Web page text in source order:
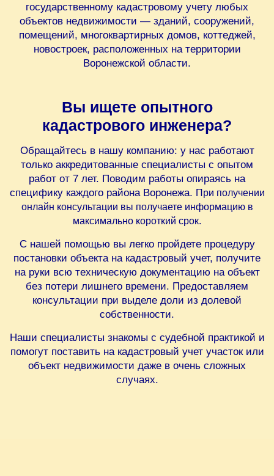
государственному кадастровому учету любых
объектов недвижимости — зданий, сооружений,
помещений, многоквартирных домов, коттеджей,
новостроек, расположенных на территории
Воронежской области.
Вы ищете опытного
кадастрового инженера?
Обращайтесь в нашу компанию: у нас работают
только аккредитованные специалисты с опытом
работ от 7 лет. Поводим работы опираясь на
специфику каждого района Воронежа. При получении
онлайн консультации вы получаете информацию в
максимально короткий срок.
С нашей помощью вы легко пройдете процедуру
постановки объекта на кадастровый учет, получите
на руки всю техническую документацию на объект
без потери лишнего времени. Предоставляем
консультации при выделе доли из долевой
собственности.
Наши специалисты знакомы с судебной практикой и
помогут поставить на кадастровый учет участок или
объект недвижимости даже в очень сложных
случаях.